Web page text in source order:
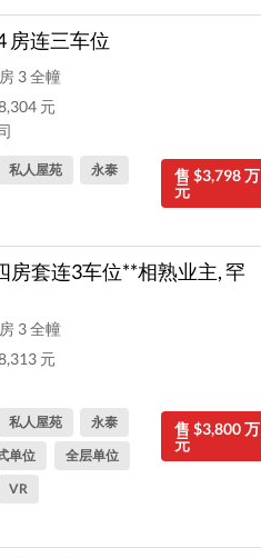
房连三车位
3 全幢
元
售 $3,798 万
元
私人屋苑 永泰
房套连3车位**相熟业主, 罕
3 全幢
元
售 $3,800 万
元
私人屋苑
永泰
单位
全层单位
VR